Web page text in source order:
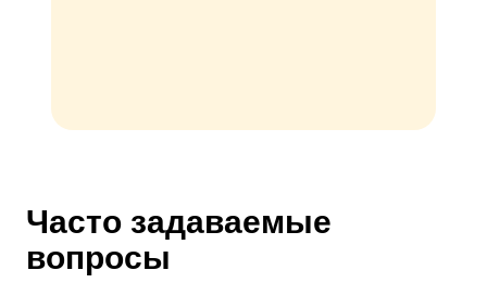
Часто задаваемые
вопросы